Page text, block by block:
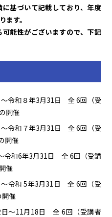
基づいて記載しており、年度
ます。
能性がございますので、下記
令和８年3月31日 全 6回（受
開催
令和７年3月31日 全 6回（受
開催
令和6年3月31日 全 6回（受講
催
令和 5年3月31日 全 6回（受
開催
～11月18日 全 6回（受講者